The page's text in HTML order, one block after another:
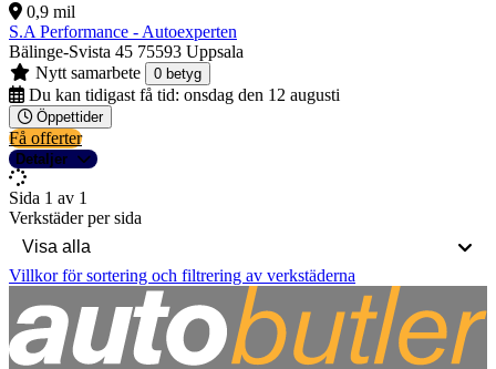
0,9 mil
S.A Performance - Autoexperten
Bälinge-Svista 45 75593 Uppsala
Nytt samarbete
0 betyg
Du kan tidigast få tid: onsdag den 12 augusti
Öppettider
Få offerter
Detaljer
Sida 1 av 1
Verkstäder per sida
Villkor för sortering och filtrering av verkstäderna